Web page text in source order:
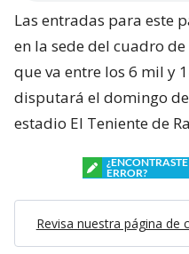
Las entradas para este
en la sede del cuadro
que va entre los 6 mil y
disputará el domingo
estadio El Teniente de
ERROR?
Revisa nuestra página de